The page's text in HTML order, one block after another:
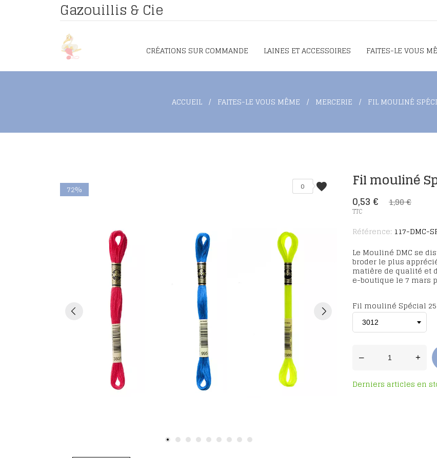
Gazouillis & Cie
CRÉATIONS SUR COMMANDE LAINES ET ACCESSOIRES FAITES-LE VOUS
ACCUEIL FAITES-LE VOUS MÊME MERCERIE FIL MOULINÉ
favorite
0
72% Fil mouliné
0,53 € 1,90 €
TTC
Référence: 117-DMC-
Le Mouliné DMC se
broder le plus
matière de qualité et
e-boutique le 7 mars
Fil mouliné Spécial 25
– +
Derniers articles en